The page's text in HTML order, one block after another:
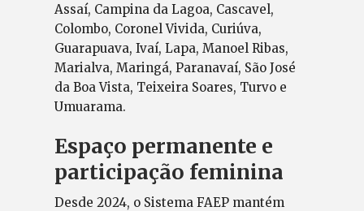
Assaí, Campina da Lagoa, Cascavel,
Colombo, Coronel Vivida, Curiúva,
Guarapuava, Ivaí, Lapa, Manoel Ribas,
Marialva, Maringá, Paranavaí, São José
da Boa Vista, Teixeira Soares, Turvo e
Umuarama.
Espaço permanente e
participação feminina
Desde 2024, o Sistema FAEP mantém